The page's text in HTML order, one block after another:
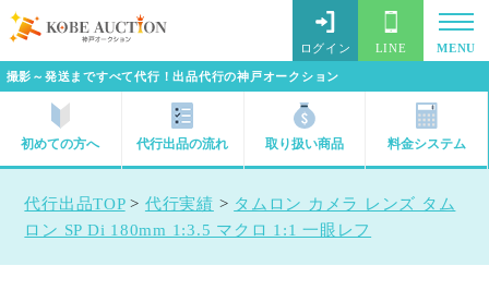
撮影～発送まですべて代行！出品代行の神戸オークション
ログイン LINE MENU
初めての方へ 代行出品の流れ 取り扱い商品 料金システム
代行出品TOP> 代行実績 > タムロン カメラ レンズ タム
ロン SP Di 180mm 1:3.5 マクロ 1:1 一眼レフ